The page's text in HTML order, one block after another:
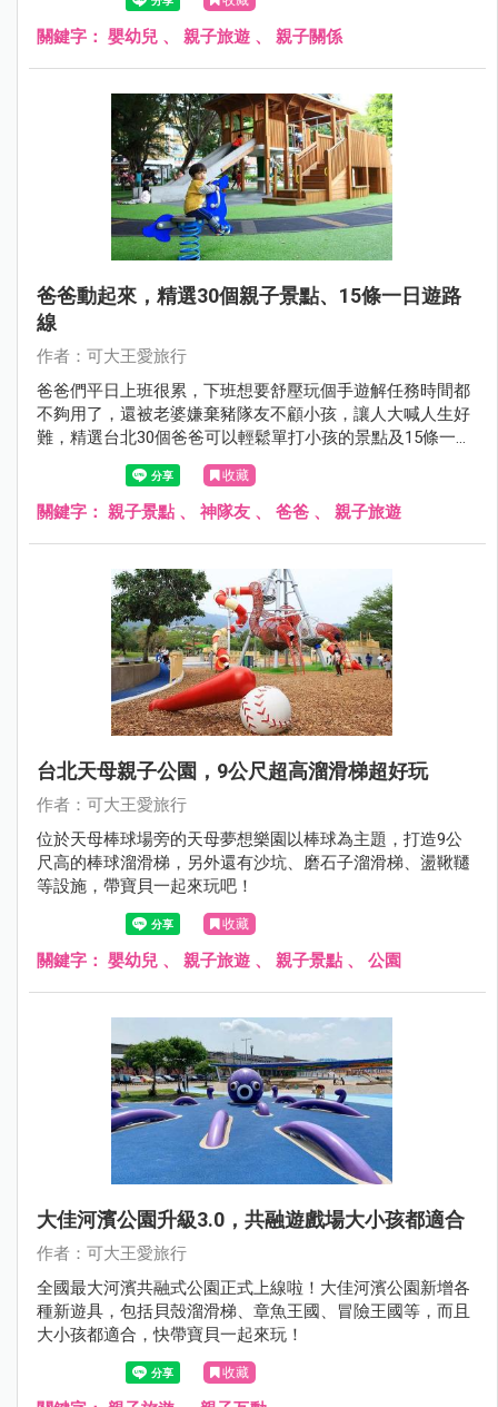
關鍵字： 嬰幼兒 、 親子旅遊 、 親子關係
爸爸動起來，精選30個親子景點、15條一日遊路
線
作者：可大王愛旅行
爸爸們平日上班很累，下班想要舒壓玩個手遊解任務時間都
不夠用了，還被老婆嫌棄豬隊友不顧小孩，讓人大喊人生好
難，​​​​​​​精選台北30個爸爸可以輕鬆單打小孩的景點及15條一日
遊行程，讓媽媽徹底放一天假，穿上戰袍逛街去，或和閨蜜
們喝咖啡聊是非，爸爸們硬起來，勇敢帶著孩子離家出走
吧。
收藏
關鍵字： 親子景點 、 神隊友 、 爸爸 、 親子旅遊
台北天母親子公園，9公尺超高溜滑梯超好玩
作者：可大王愛旅行
位於天母棒球場旁的天母夢想樂園以棒球為主題，打造9公
尺高的棒球溜滑梯，另外還有沙坑、磨石子溜滑梯、盪鞦韆
等設施，帶寶貝一起來玩吧！
收藏
關鍵字： 嬰幼兒 、 親子旅遊 、 親子景點 、 公園
大佳河濱公園升級3.0，共融遊戲場大小孩都適合
作者：可大王愛旅行
全國最大河濱共融式公園正式上線啦！大佳河濱公園新增各
種新遊具，包括貝殼溜滑梯、章魚王國、冒險王國等，而且
大小孩都適合，快帶寶貝一起來玩！
收藏